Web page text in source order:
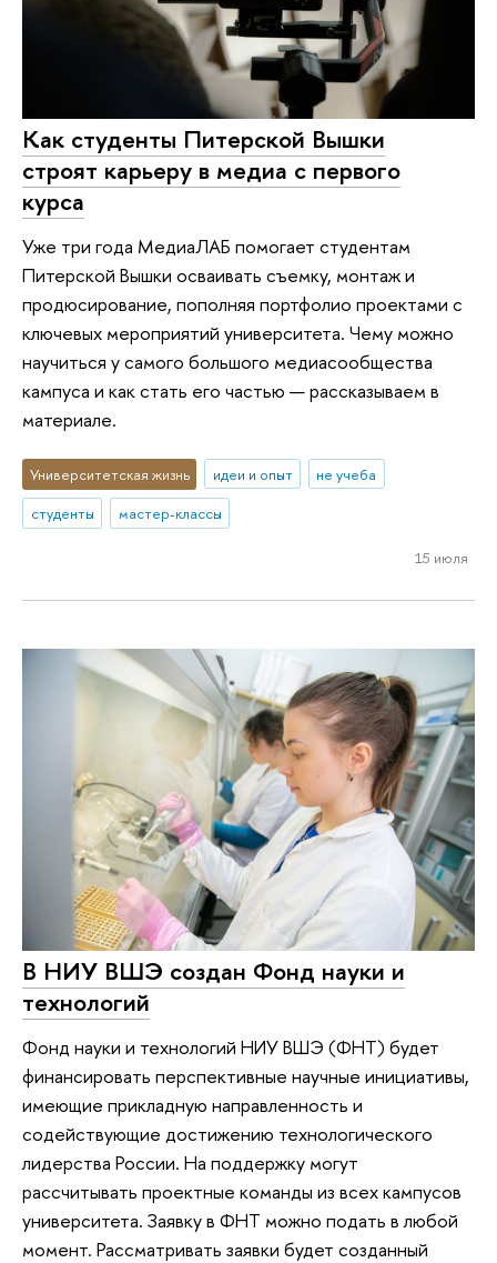
Как студенты Питерской Вышки
строят карьеру в медиа с первого
курса
Уже три года МедиаЛАБ помогает студентам
Питерской Вышки осваивать съемку, монтаж и
продюсирование, пополняя портфолио проектами с
ключевых мероприятий университета. Чему можно
научиться у самого большого медиасообщества
кампуса и как стать его частью — рассказываем в
материале.
Университетская жизнь идеи и опыт
не учеба
студенты
мастер-классы
15 июля
В НИУ ВШЭ создан Фонд науки и
технологий
Фонд науки и технологий НИУ ВШЭ (ФНТ) будет
финансировать перспективные научные инициативы,
имеющие прикладную направленность и
содействующие достижению технологического
лидерства России. На поддержку могут
рассчитывать проектные команды из всех кампусов
университета. Заявку в ФНТ можно подать в любой
момент. Рассматривать заявки будет созданный